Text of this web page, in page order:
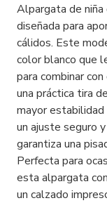
Alpargata de niña
diseñada para
cálidos. Este
color blanco que
para combinar
una práctica tira
mayor
un ajuste seguro
garantiza una
Perfecta para
esta alpargata
un calzado